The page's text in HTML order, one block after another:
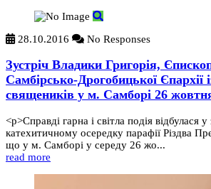
28.10.2016 No Responses
Зустріч Владики Григорія,
Самбірсько-Дрогобицької Єпархії
священиків у м. Самборі 26
<p>Справді гарна і світла подія відбулася
катехитичному осередку парафії Різдва
що у м. Самборі у середу 26 жо...
read more